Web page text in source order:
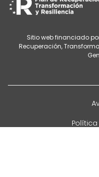
Sitio web financiado
Recuperación,